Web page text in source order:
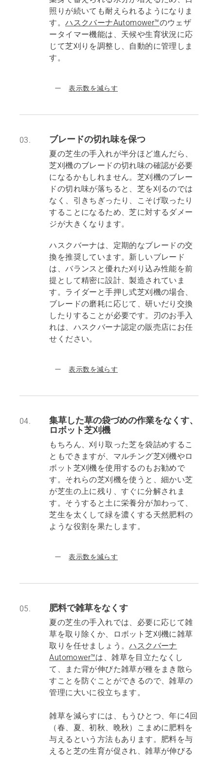
照りが続いても耐えられるようになりま
す。ハスクバーナAutomower™のウェザ
ータイマー機能は、天候や生育状況に応
じて芝刈りを調整し、自動的に管理しま
す。
表示数を減らす
03. ブレードの切れ味を保つ
夏の芝生の手入れが半分ほど進んだら、
芝刈機のブレードの切れ味の確認が必要
になるかもしれません。芝刈機のブレー
ドの切れ味が落ちると、芝を刈るのでは
なく、引きちぎったり、こそげ取ったり
することになるため、芝に対するダメー
ジが大きくなります。
ハスクバーナは、定期的なブレードの交
換を推奨しています。新しいブレード
は、バランスと優れた刈り込み性能を前
提として精密に設計、製造されていま
す。ライダーと手押し式芝刈機の場合、
ブレードの磨耗に応じて、研いだり交換
したりすることが必要です。刃のお手入
れは、ハスクバーナ認定の販売店にお任
せください。
表示数を減らす
04.
集草した草の袋づめの作業をなくす、
ロボット芝刈機
もちろん、刈り取った芝を袋詰めするこ
ともできますが、マルチング芝刈機やロ
ボット芝刈機を使用するのもお勧めで
す。それらの芝刈機を使うと、細かい芝
が芝生の上に残り、すぐに分解されま
す。そうすると土に栄養分が加わって、
芝生を太くして緑を濃くする天然肥料の
ような役割を果たします。
表示数を減らす
05. 肥料で雑草をなくす
夏の芝生の手入れでは、必要に応じて雑
草を取り除くか、ロボット芝刈機に雑草
取りを任せましょう。ハスクバーナ
Automower™は、雑草を目立たなくし
て、また背が伸びた雑草が種をまき散ら
すことを防ぐことができるので、雑草の
管理に大いに役立ちます。
雑草を減らすには、もうひとつ、年に4回
（春、夏、初秋、晩秋）こまめに肥料を
与えるという方法もあります。肥料を与
えると芝の生育が促され、雑草が伸びる